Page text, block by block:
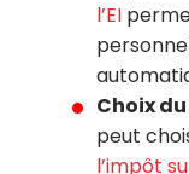
l’EI
Choix
peut
l’impôt